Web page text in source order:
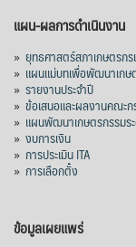
แผน-ผลการดำเนินงาน
» ยุทธศาสตร์สภาเกษตรก
» แผนแม่บทเพื่อพัฒนาเกษ
» รายงานประจำปี
» ข้อเสนอและผลงานคณะ
» แผนพัฒนาเกษตรกรรมร
» งบการเงิน
» การประเมิน ITA
» การเลือกตั้ง
ข้อมูลเผยแพร่